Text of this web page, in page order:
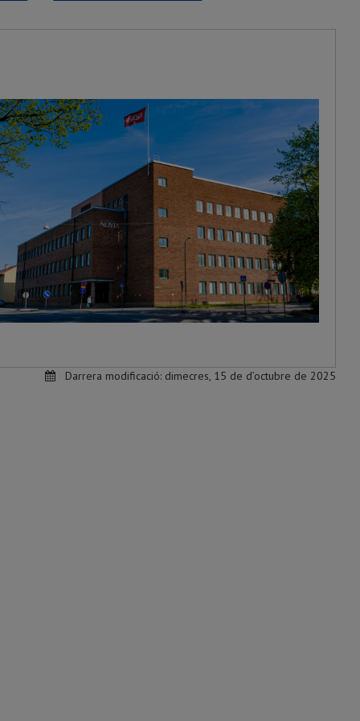
Darrera modificació: dimecres, 15 de d’octubre de 2025